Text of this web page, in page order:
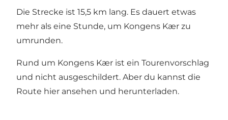
Die Strecke ist 15,5 km lang. Es dauert etwas
mehr als eine Stunde, um Kongens Kær zu
umrunden.
Rund um Kongens Kær ist ein Tourenvorschlag
und nicht ausgeschildert. Aber du kannst die
Route hier ansehen und herunterladen.